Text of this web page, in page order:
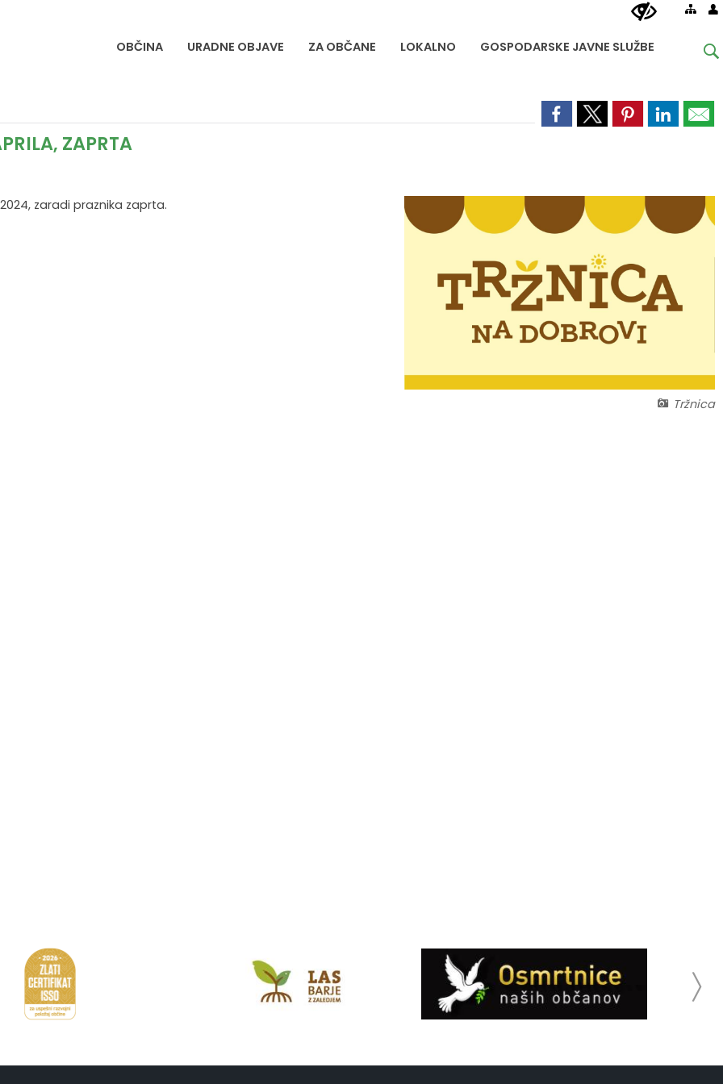
OBČINA URADNE OBJAVE ZA OBČANE LOKALNO GOSPODARSKE JAVNE SLUŽBE
ZAPRTA
Tržnica
zaradi praznika zaprta.